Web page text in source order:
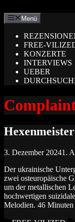
Inhalt
springen
Menü
FREE-
KONZERTE
INTERVIEWS
UEBER
3. Dezember 20241.
Der ukrainische
zwei osteuropäische
um der metallischen
hochwertigen
Melodien. 46